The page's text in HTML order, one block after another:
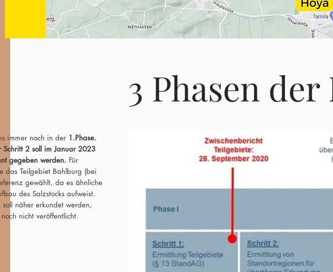
3 Phasen
immer noch in der 1.Phase.
Schritt 2 soll im Januar 2023
gegeben werden. Für
das Teilgebiet Bahlburg (bei
gewählt, da es ähnliche
des Salzstocks aufweist.
soll näher erkundet werden,
nicht veröffentlicht.